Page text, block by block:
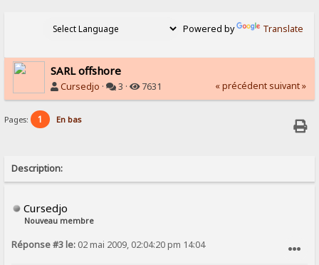
Powered by Translate
SARL offshore
Cursedjo · 3 · 7631 « précédent suivant »
Pages: 1 En bas
Description:
Cursedjo
Nouveau membre
Réponse #3 le: 02 mai 2009, 02:04:20 pm 14:04